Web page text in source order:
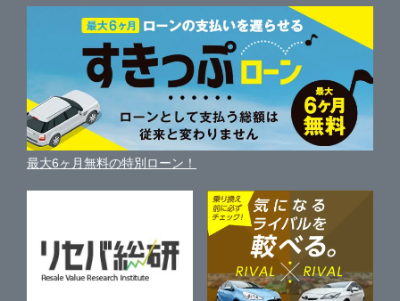
ガリバー葛飾出張査定センター
ガリバー八王子みなみ野店
ガリバー三鷹店
三鷹市
東大和市
あきる野市
西東京市
中古車人気ランキング
自動車ローンを調べる
ガリバーの自動車ローン
車買い替えの基礎知識
近くのお店で車を探す
車を売る時よくある質問
便利な査定サービス
中古車買取相場（毎月更新）
車の個人売買ガイド
新車・中古車カタログ
車の燃費を調べる
車種別クチコミ
車比較サイト
サイトマップ
サイトの使用条件
利用規約
保険代理店業務に関する基本方針
古物営業法に基づく表示
最大6ヶ月無料の特別ローン！